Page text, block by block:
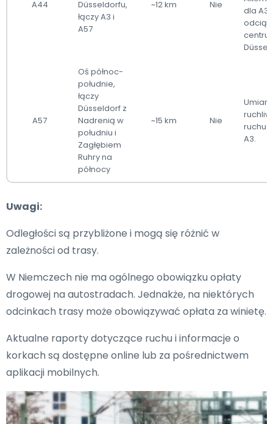
A44
Düsseldorfu,
łączy A3 i
A57
~12 km Nie
dla A3
A57
Oś północ-
południe,
łączy
Düsseldorf z
Nadrenią w
południu i
Zagłębiem
Ruhry na
północy
~15 km Nie
ruchu
A3.
Uwagi:
Odległości są przybliżone i mogą się różnić w
zależności od trasy.
W Niemczech nie ma ogólnego obowiązku opłaty
drogowej na autostradach. Jednakże, na niektórych
odcinkach trasy może obowiązywać opłata za winietę.
Aktualne raporty dotyczące ruchu i informacje o
korkach są dostępne online lub za pośrednictwem
aplikacji mobilnych.